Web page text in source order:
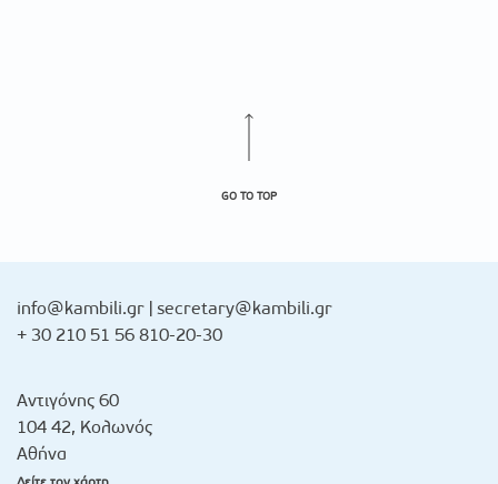
GO TO TOP
info@kambili.gr secretary@kambili.gr
+ 30 210 51 56 810-20-30
Αντιγόνης 60
104 42, Κολωνός
Αθήνα